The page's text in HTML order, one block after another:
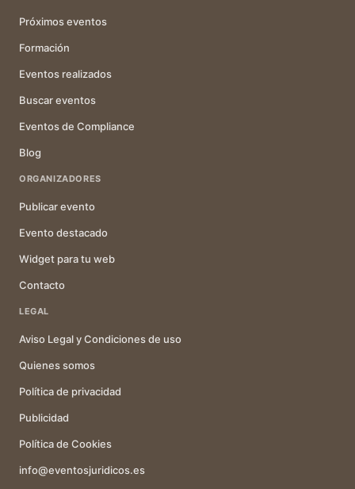
Próximos eventos
Formación
Eventos realizados
Buscar eventos
Eventos de Compliance
Blog
ORGANIZADORES
Publicar evento
Evento destacado
Widget para tu web
Contacto
LEGAL
Aviso Legal y Condiciones de uso
Quienes somos
Política de privacidad
Publicidad
Política de Cookies
info@eventosjuridicos.es